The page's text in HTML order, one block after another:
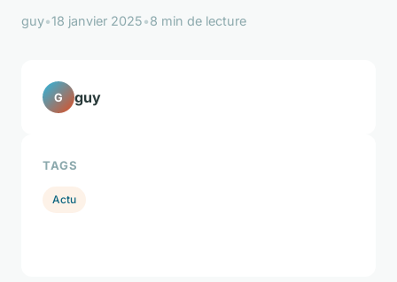
guy•18 janvier 2025•8 min de lecture
G guy
TAGS
Actu